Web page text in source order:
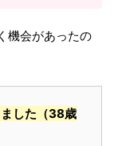
機会があったの
した （38歳